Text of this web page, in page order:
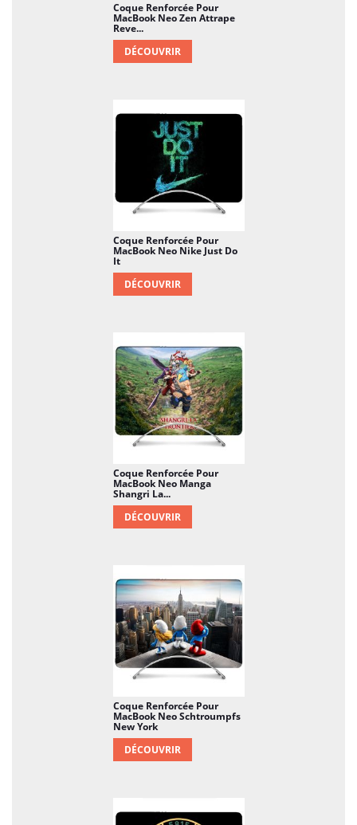
Coque Renforcée Pour
MacBook Neo Zen Attrape
Reve...
DÉCOUVRIR
Coque Renforcée Pour
MacBook Neo Nike Just Do
It
DÉCOUVRIR
Coque Renforcée Pour
MacBook Neo Manga
Shangri La...
DÉCOUVRIR
Coque Renforcée Pour
MacBook Neo Schtroumpfs
New York
DÉCOUVRIR